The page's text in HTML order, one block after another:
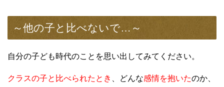
～他の子と比べないで…～
自分の子ども時代のことを思い出してみてください。
クラスの子と比べられたとき 、どんな感情を抱いたのか、